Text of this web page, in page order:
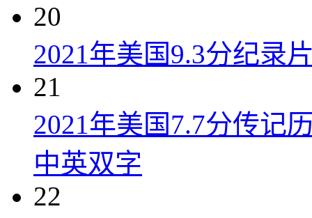
20
2021年美国9.3分纪录
21
2021年美国7.7分传记
中英双字
22